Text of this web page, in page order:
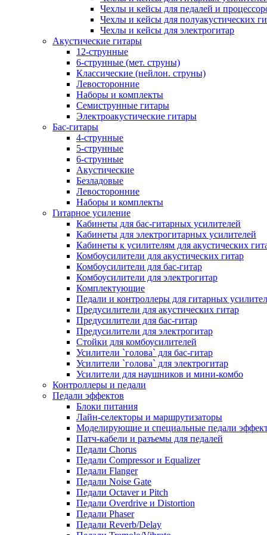
Чехлы и кейсы для педалей и
Чехлы и кейсы для полуакустических
Чехлы и кейсы для электрогитар
Акустические гитары
12-струнные
6-струнные (мет. струны)
Классические (нейлон. струны)
Левосторонние
Наборы и комплекты
Семиструнные гитары
Электроакустические гитары
Бас-гитары
4-струнные
5-струнные
6-струнные
Акустические
Безладовые
Левосторонние
Наборы и комплекты
Гитарное усиление
Кабинеты для бас-гитарных усилителей
Кабинеты для электрогитарных усилителей
Кабинеты к усилителям для акустических
Комбоусилители для акустических гитар
Комбоусилители для бас-гитар
Комбоусилители для электрогитар
Комплектующие
Педали и контроллеры для гитарных
Предусилители для акустических гитар
Предусилители для бас-гитар
Предусилители для электрогитар
Стойки для комбоусилителей
Усилители `голова` для бас-гитар
Усилители `голова` для электрогитар
Усилители для наушников и мини-комбо
Контроллеры и педали
Педали эффектов
Блоки питания
Лайн-селекторы и маршрутизаторы
Моделирующие и специальные педали
Патч-кабели и разъемы для педалей
Педали Chorus
Педали Compressor и Equalizer
Педали Flanger
Педали Noise Gate
Педали Octaver и Pitch
Педали Overdrive и Distortion
Педали Phaser
Педали Reverb/Delay